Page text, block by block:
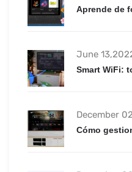
Aprende de
June
Smart WiFi:
December
Cómo